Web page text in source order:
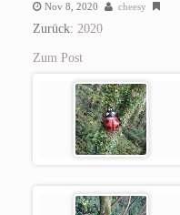
Nov 8, 2020 cheesy
Zurück: 2020
Zum Post